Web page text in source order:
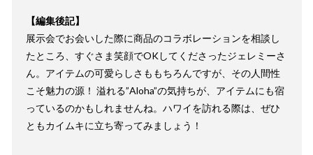
【編集後記】
展示会でお会いした際に商品のコラボレーションを相談し
たところ、すぐさま笑顔でOKしてくださったジェレミーさ
ん。アイテムの可愛らしさももちろんですが、その人間性
こそ魅力の源！ 溢れる”Aloha”の気持ちが、アイテムにも宿
っているのかもしれませんね。ハワイを訪れる際は、ぜひ
ともカイムキに立ち寄ってみましょう！